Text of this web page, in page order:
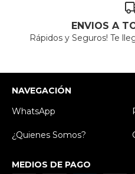
ENVIOS A
Rápidos y Seguros! Te
NAVEGACIÓN
WhatsApp
¿Quienes Somos?
MEDIOS DE PAGO